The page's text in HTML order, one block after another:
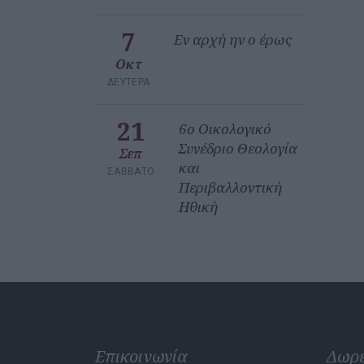
7
Οκτ
ΔΕΥΤΈΡΑ
Εν αρχή ην ο έρως
21
Σεπ
ΣΆΒΒΑΤΟ
6ο Οικολογικό
Συνέδριο Θεολογία
και
Περιβαλλοντική
Ηθική
Επικοινωνία